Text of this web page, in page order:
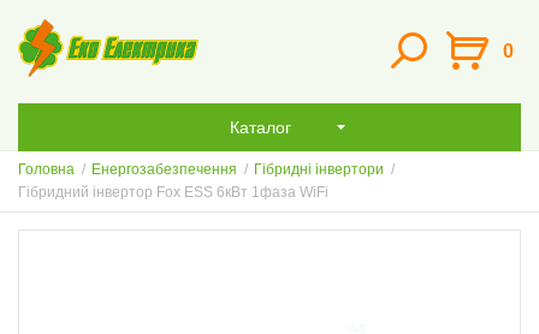
0
Каталог
Головна / Енергозабезпечення / Гібридні інвертори /
Гібридний інвертор Fox ESS 6кВт 1фаза WiFi